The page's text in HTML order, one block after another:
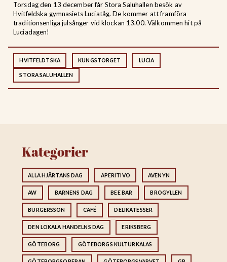
Torsdag den 13 december får Stora Saluhallen besök av
Hvitfeldska gymnasiets Luciatåg. De kommer att framföra
traditionsenliga julsånger vid klockan 13.00. Välkommen hit på
Luciadagen!
HVITFELDTSKA KUNGSTORGET LUCIA
STORA SALUHALLEN
Kategorier
ALLA HJÄRTANS DAG APERITIVO AVENYN
AW BARNENS DAG BEE BAR BROGYLLEN
BURGERSSON CAFÉ DELIKATESSER
DEN LOKALA HANDELNS DAG ERIKSBERG
GÖTEBORG GÖTEBORGS KULTURKALAS